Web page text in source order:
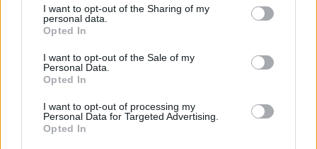
I want to opt-out of the Sharing of my
personal data.
Opted In
I want to opt-out of the Sale of my
Personal Data.
Opted In
I want to opt-out of processing my
Personal Data for Targeted Advertising.
Opted In
Kultūra 2023-05-13